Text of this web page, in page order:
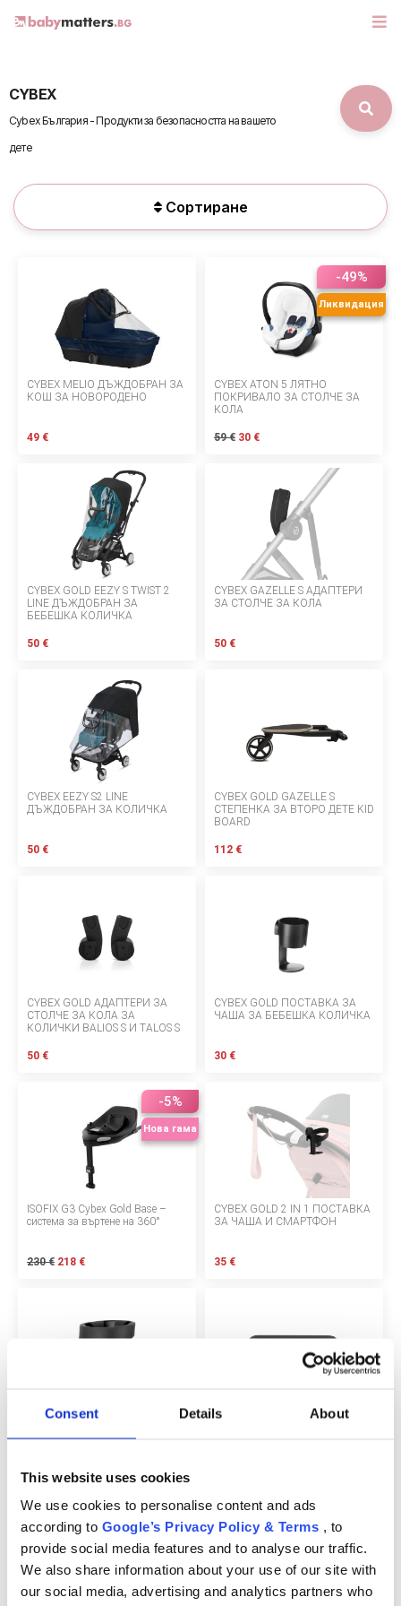
Consent Details About
This website uses cookies
We use cookies to personalise content and ads
according to Google’s Privacy Policy & Terms , to
provide social media features and to analyse our traffic.
We also share information about your use of our site with
our social media, advertising and analytics partners who
СЕДЛАЧКА ЗА КОЛА
КОРИ ЗА АВТОМОБИЛИ
ДЕТСКА СТАЯ
ИГРАЧКИ
ДЕТСКИ СУИНГЕР
МОНИТОРИ ЗА БЕБЕТА
ХРАНЕНЕ И РАЗНООБРАЗЯВАНЕ
ЛИЧНА ГРИЖА
БАНЯ И ТОАЛЕТНА
Информация за компанията
Шоурум
Въпроси и отговори
Правила и условия
Политика за поверителност
Политика за бисквитки
Начини за плащане
Гаранция на продукта
CYBEX
Cybex България - Продукти за безопасността на вашето
дете
Сортиране
CYBEX MELIO ДЪЖДОБРАН ЗА
КОШ ЗА НОВОРОДЕНО
49 €
-49%
Ликвидация
CYBEX ATON 5 ЛЯТНО
ПОКРИВАЛО ЗА СТОЛЧЕ ЗА
КОЛА
59 € 30 €
CYBEX GOLD EEZY S TWIST 2
LINE ДЪЖДОБРАН ЗА
БЕБЕШКА КОЛИЧКА
50 €
CYBEX GAZELLE S АДАПТЕРИ
ЗА СТОЛЧЕ ЗА КОЛА
50 €
CYBEX EEZY S2 LINE
ДЪЖДОБРАН ЗА КОЛИЧКА
50 €
CYBEX GOLD GAZELLE S
СТЕПЕНКА ЗА ВТОРО ДЕТЕ KID
BOARD
112 €
CYBEX GOLD АДАПТЕРИ ЗА
СТОЛЧЕ ЗА КОЛА ЗА
КОЛИЧКИ BALIOS S И TALOS S
50 €
CYBEX GOLD ПОСТАВКА ЗА
ЧАША ЗА БЕБЕШКА КОЛИЧКА
30 €
-5%
Нова гама
ISOFIX G3 Cybex Gold Base –
система за въртене на 360°
230 € 218 €
CYBEX GOLD 2 IN 1 ПОСТАВКА
ЗА ЧАША И СМАРТФОН
35 €
CYBEX ПОСТАВКА ЗА ЧАША
ТРАНСПОРТНА ЧАНТА CYBEX